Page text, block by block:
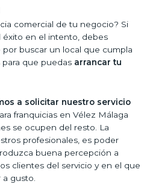
comercial de tu negocio? Si
éxito en el intento, debes
buscar un local que cumpla
que puedas arrancar tu
a solicitar nuestro servicio
franquicias en Vélez Málaga
se ocupen del resto. La
profesionales, es poder
buena percepción a
clientes del servicio y en el que
gusto.